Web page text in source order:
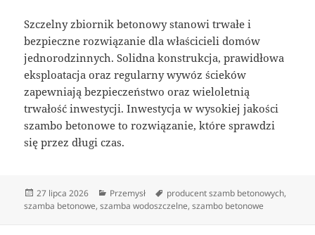
Szczelny zbiornik betonowy stanowi trwałe i
bezpieczne rozwiązanie dla właścicieli domów
jednorodzinnych. Solidna konstrukcja, prawidłowa
eksploatacja oraz regularny wywóz ścieków
zapewniają bezpieczeństwo oraz wieloletnią
trwałość inwestycji. Inwestycja w wysokiej jakości
szambo betonowe to rozwiązanie, które sprawdzi
się przez długi czas.
Data
publikacji
27 lipca 2026 Kategorie
Przemysł Tagi
producent szamb betonowych,
szamba betonowe,szamba wodoszczelne,szambo betonowe